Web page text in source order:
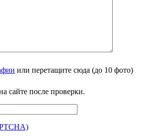
или перетащите сюда (до 10 фото)
сайте после проверки.